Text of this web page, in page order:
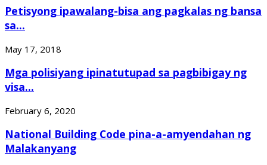
Petisyong ipawalang-bisa ang pagkalas ng bansa
sa...
May 17, 2018
Mga polisiyang ipinatutupad sa pagbibigay ng
visa...
February 6, 2020
National Building Code pina-a-amyendahan ng
Malakanyang